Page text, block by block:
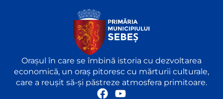
Orașul în care se îmbină istoria cu dezvoltarea
economică, un oraș pitoresc cu mărturii culturale,
care a reușit să-și păstreze atmosfera primitoare.
F
Y